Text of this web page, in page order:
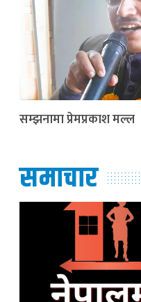
सम्झनामा प्रेमप्रकाश मल्ल
समाचार